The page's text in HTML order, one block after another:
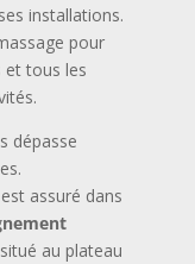
installations.
pour
et tous les
dépasse
assuré dans
au plateau